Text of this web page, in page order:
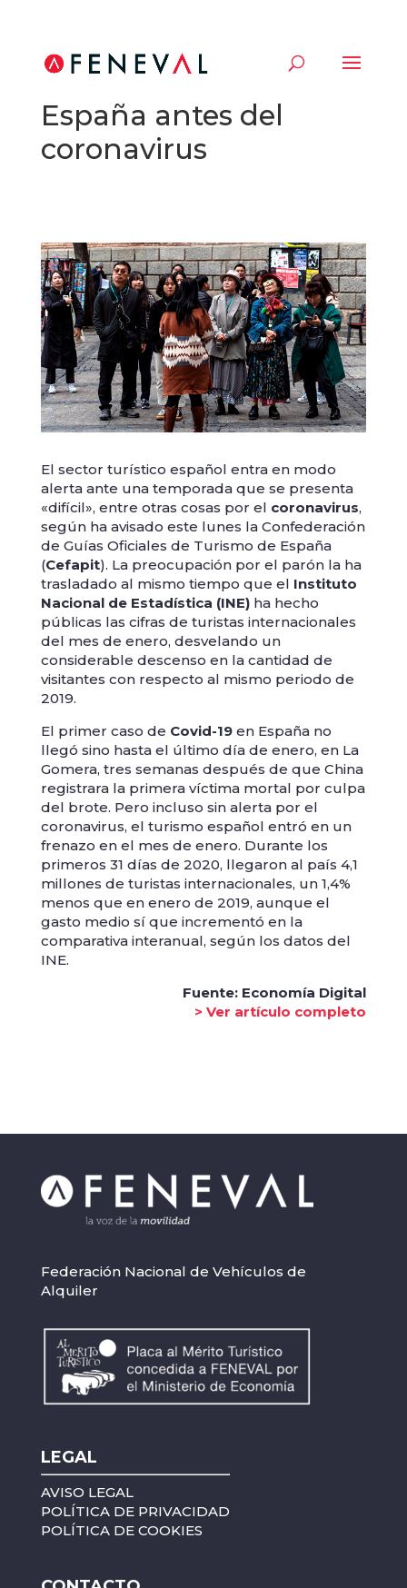
El turismo ya afloja en
España antes del
coronavirus
El sector turístico español entra en modo
alerta ante una temporada que se presenta
«difícil», entre otras cosas por el coronavirus,
según ha avisado este lunes la Confederación
de Guías Oficiales de Turismo de España
(Cefapit). La preocupación por el parón la ha
trasladado al mismo tiempo que el Instituto
Nacional de Estadística (INE)ha hecho
públicas las cifras de turistas internacionales
del mes de enero, desvelando un
considerable descenso en la cantidad de
visitantes con respecto al mismo periodo de
2019.
El primer caso de Covid-19en España no
llegó sino hasta el último día de enero, en La
Gomera, tres semanas después de que China
registrara la primera víctima mortal por culpa
del brote. Pero incluso sin alerta por el
coronavirus, el turismo español entró en un
frenazo en el mes de enero. Durante los
primeros 31 días de 2020, llegaron al país 4,1
millones de turistas internacionales, un 1,4%
menos que en enero de 2019, aunque el
gasto medio sí que incrementó en la
comparativa interanual, según los datos del
INE.
Fuente: Economía Digital
> Ver artículo completo
Federación Nacional de Vehículos de
Alquiler
LEGAL
AVISO LEGAL
POLÍTICA DE PRIVACIDAD
POLÍTICA DE COOKIES